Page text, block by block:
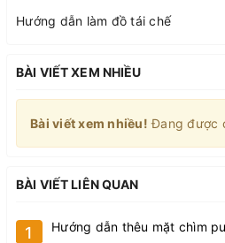
Hướng dẫn làm đồ tái chế
BÀI VIẾT XEM NHIỀU
Bài viết xem nhiều! Đang được
BÀI VIẾT LIÊN QUAN
1 Hướng dẫn thêu mặt chìm